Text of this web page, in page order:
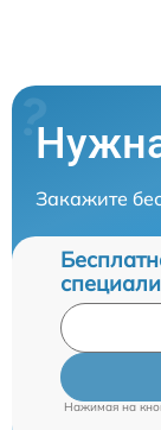
Закажите
Нажимая на